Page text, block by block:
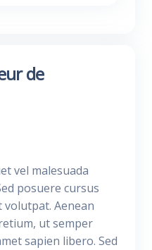
de
vel malesuada
posuere cursus
Aenean
ut semper
sapien libero. Sed